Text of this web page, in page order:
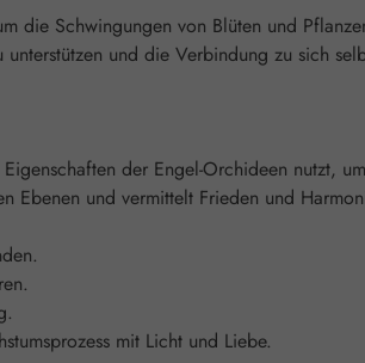
die Schwingungen von Blüten und
und die Verbindung zu sich
der Engel-Orchideen nutzt,
Ebenen und vermittelt Frieden und
mit Licht und Liebe.